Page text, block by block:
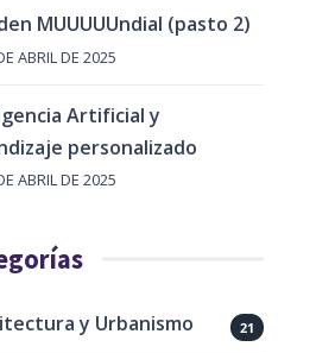
MUUUUUndial (pasto 2)
ABRIL DE 2025
Artificial y
personalizado
ABRIL DE 2025
y Urbanismo 21